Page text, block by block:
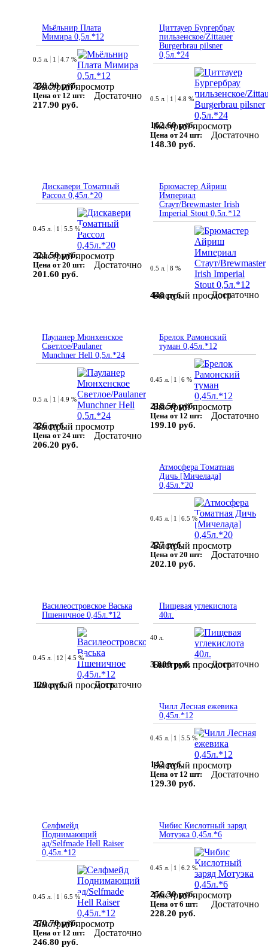
Мьёльнир Плата
Мимира 0,5л.*12
Быстрый просмотр
0.5 л. 1 4.7 %
238.90 руб.
Цена от 12 шт:
217.90 руб.
Достаточно
Циттауер Бургербрау
пильзенское/Zittauer
Burgerbrau pilsner
0,5л.*24
Быстрый просмотр
0.5 л. 1 4.8 %
162.60 руб.
Цена от 24 шт:
148.30 руб.
Достаточно
Дискавери Томатный
Рассол 0,45л.*20
Быстрый просмотр
0.45 л. 1 5.5 %
221.50 руб.
Цена от 20 шт:
201.60 руб.
Достаточно
Брюмастер Айриш
Империал
Стаут/Brewmaster Irish
Imperial Stout 0,5л.*12
Быстрый просмотр
0.5 л. 8 %
448 руб. Достаточно
Пауланер Мюнхенское
Светлое/Paulaner
Munchner Hell 0,5л.*24
Быстрый просмотр
0.5 л. 1 4.9 %
226 руб.
Цена от 24 шт:
206.20 руб.
Достаточно
Брелок Рамонский
туман 0,45л.*12
Быстрый просмотр
0.45 л. 1 6 %
218.50 руб.
Цена от 12 шт:
199.10 руб.
Достаточно
Атмосфера Томатная
Дичь [Мичелада]
0,45л.*20
Быстрый просмотр
0.45 л. 1 6.5 %
227 руб.
Цена от 20 шт:
202.10 руб.
Достаточно
Василеостровское Васька
Пшеничное 0,45л.*12
Быстрый просмотр
0.45 л. 12 4.5 %
129 руб. Достаточно
Пищевая углекислота
40л.
Быстрый просмотр
40 л.
3 000 руб. Достаточно
Чилл Лесная ежевика
0,45л.*12
Быстрый просмотр
0.45 л. 1 5.5 %
142 руб.
Цена от 12 шт:
129.30 руб.
Достаточно
Селфмейд
Поднимающий
ад/Selfmade Hell Raiser
0,45л.*12
Быстрый просмотр
0.45 л. 1 6.5 %
270.70 руб.
Цена от 12 шт:
246.80 руб.
Достаточно
Чибис Кислотный заряд
Мотуэка 0,45л.*6
Быстрый просмотр
0.45 л. 1 6.2 %
256.30 руб.
Цена от 6 шт:
228.20 руб.
Достаточно